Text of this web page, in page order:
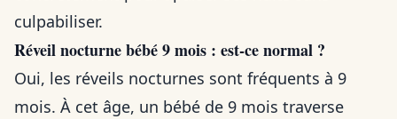
culpabiliser.
Réveil nocturne bébé 9 mois : est-ce normal ?
Oui, les réveils nocturnes sont fréquents à 9
mois. À cet âge, un bébé de 9 mois traverse